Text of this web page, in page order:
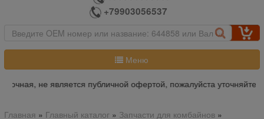
+79903056537
Меню
не является публичной офертой, пожалуйста уточняйте
Главная » Главный каталог» Запчасти для комбайнов»